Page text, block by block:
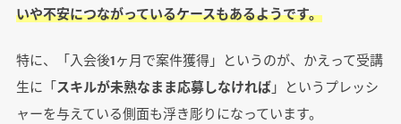
いや不安につながっているケースもあるようです。
特に、「入会後1ヶ月で案件獲得」というのが、かえって受講
生に「スキルが未熟なまま応募しなければ」というプレッシ
ャーを与えている側面も浮き彫りになっています。